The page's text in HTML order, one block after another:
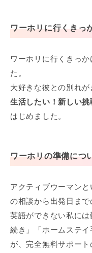
ワーホリに行くきっ
ワーホリに行くきっか
た。
大好きな彼との別れが
生活したい！新しい挑
はじめました。
ワーホリの準備につ
アクティブウーマン
の相談から出発日まで
英語ができない私に
続き」「ホームステ
が、完全無料サポー